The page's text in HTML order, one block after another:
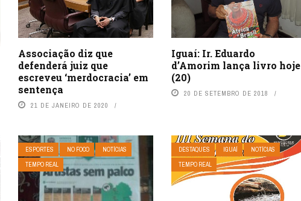
Associação diz que
defenderá juiz que
escreveu ‘merdocracia’ em
sentença
21 DE JANEIRO DE 2020
Iguaí: Ir. Eduardo
d’Amorim lança livro hoje
(20)
20 DE SETEMBRO DE 2018
ESPORTES NO FOCO
NOTÍCIAS
TEMPO REAL
DESTAQUES IGUAÍ
NOTÍCIAS
TEMPO REAL